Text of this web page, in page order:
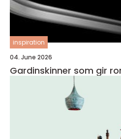
inspiration
04. June 2026
Gardinskinner som gir